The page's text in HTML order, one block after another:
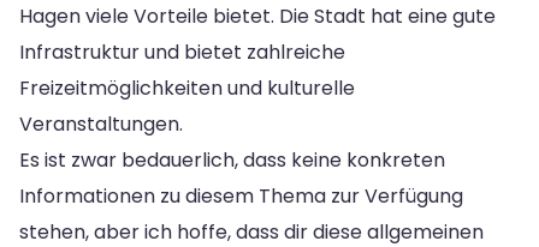
Hagen viele Vorteile bietet. Die Stadt hat eine gute
Infrastruktur und bietet zahlreiche
Freizeitmöglichkeiten und kulturelle
Veranstaltungen.
Es ist zwar bedauerlich, dass keine konkreten
Informationen zu diesem Thema zur Verfügung
stehen, aber ich hoffe, dass dir diese allgemeinen